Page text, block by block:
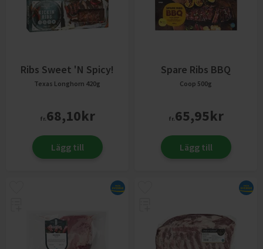
Ribs Sweet 'n Spicy!
Texas Longhorn 420g
fr.68,10kr
Lägg till
Spare Ribs BBQ
Coop 500g
fr.65,95kr
Lägg till